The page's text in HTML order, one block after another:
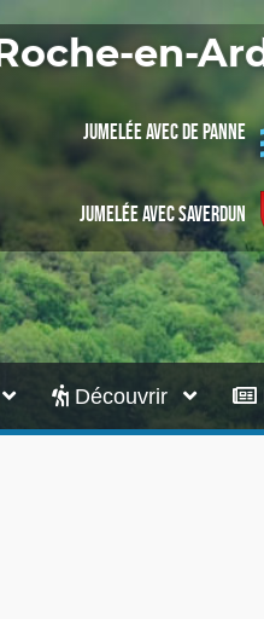
en-
Jumelée avec De Panne
Jumelée avec Saverdun
Découvrir